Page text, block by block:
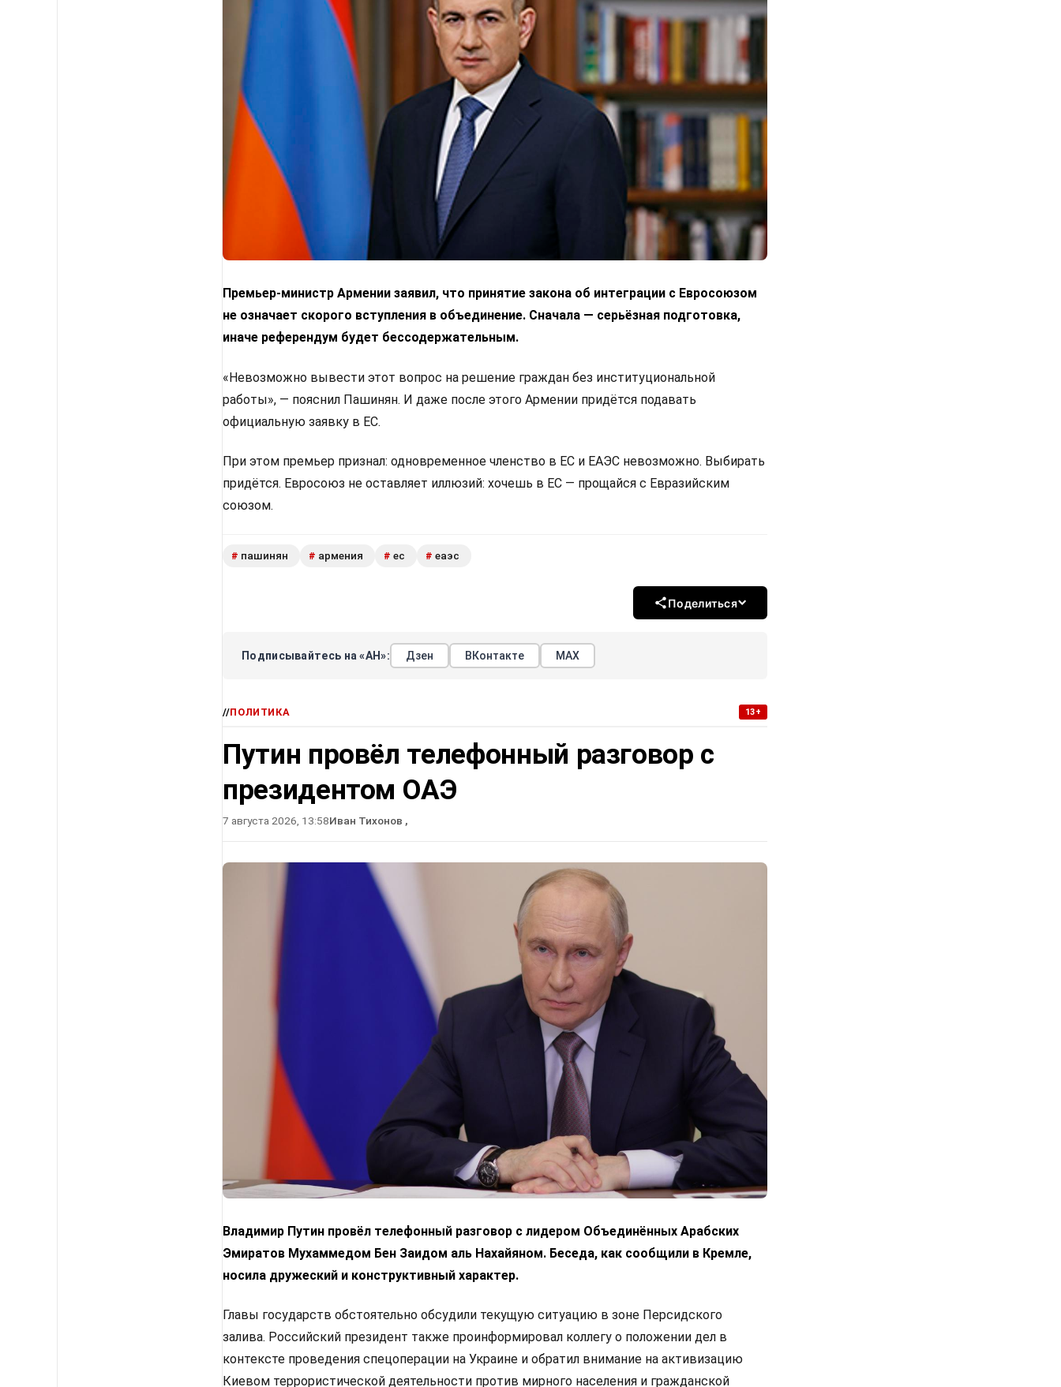
Премьер-министр Армении заявил, что принятие закона об интеграции с Евросоюзом
не означает скорого вступления в объединение. Сначала — серьёзная подготовка,
иначе референдум будет бессодержательным.
«Невозможно вывести этот вопрос на решение граждан без институциональной
работы», — пояснил Пашинян. И даже после этого Армении придётся подавать
официальную заявку в ЕС.
При этом премьер признал: одновременное членство в ЕС и ЕАЭС невозможно. Выбирать
придётся. Евросоюз не оставляет иллюзий: хочешь в ЕС — прощайся с Евразийским
союзом.
# пашинян # армения # ес # еаэс
Поделиться
Подписывайтесь на «АН»: Дзен ВКонтакте МАХ
//ПОЛИТИКА 13+
Путин провёл телефонный разговор с
президентом ОАЭ
7 августа 2026, 13:58Иван Тихонов ,
Владимир Путин провёл телефонный разговор с лидером Объединённых Арабских
Эмиратов Мухаммедом Бен Заидом аль Нахайяном. Беседа, как сообщили в Кремле,
носила дружеский и конструктивный характер.
Главы государств обстоятельно обсудили текущую ситуацию в зоне Персидского
залива. Российский президент также проинформировал коллегу о положении дел в
контексте проведения спецоперации на Украине и обратил внимание на активизацию
Киевом террористической деятельности против мирного населения и гражданской